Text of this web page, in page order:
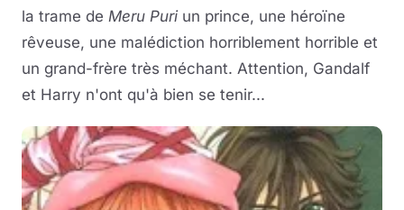
la trame de Meru Puriun prince, une héroïne
rêveuse, une malédiction horriblement horrible et
un grand-frère très méchant. Attention, Gandalf
et Harry n'ont qu'à bien se tenir...